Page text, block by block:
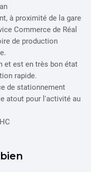
à proximité de la gare
Commerce de Réal
de production
et est en très bon état
rapide.
de stationnement
atout pour l'activité au